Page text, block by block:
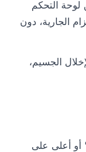
التحكم
الجارية، دون
الجسيم،
توافر الخدمة بنسبة 99.5% أو أعلى على